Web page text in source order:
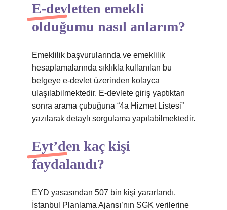
E-devletten emekli
olduğumu nasıl anlarım?
Emeklilik başvurularında ve emeklilik
hesaplamalarında sıklıkla kullanılan bu
belgeye e-devlet üzerinden kolayca
ulaşılabilmektedir. E-devlete giriş yaptıktan
sonra arama çubuğuna “4a Hizmet Listesi”
yazılarak detaylı sorgulama yapılabilmektedir.
Eyt’den kaç kişi
faydalandı?
EYD yasasından 507 bin kişi yararlandı.
İstanbul Planlama Ajansı’nın SGK verilerine